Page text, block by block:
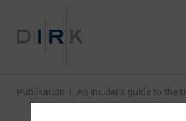
Publikation | An insider’s guide to the